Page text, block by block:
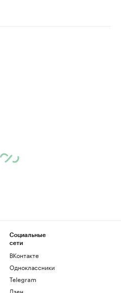
Социальные
сети
ВКонтакте
Одноклассники
Telegram
Дзен